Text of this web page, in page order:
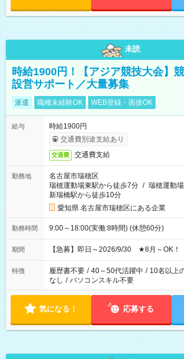
未読
時給1900円！【アジア競技大会】
設営サポート／大量募集
派遣 職種未経験OK WEB登録・面接OK
給与
時給1900円
交通費別途支給あり
交通費 交通費支給
勤務地
名古屋市瑞穂区
瑞穂運動場東駅から徒歩7分 / 瑞穂運動
新瑞橋駅から徒歩10分
愛知県 名古屋市瑞穂区にある企業
勤務時間 9:00～18:00(実働:8時間) (休憩60分)
期間 【急募】即日～2026/9/30 ★8月～OK！
特徴 履歴書不要 / 40～50代活躍中 / 10名以上
なし / パソコンスキル不要
気になる！ 応募する